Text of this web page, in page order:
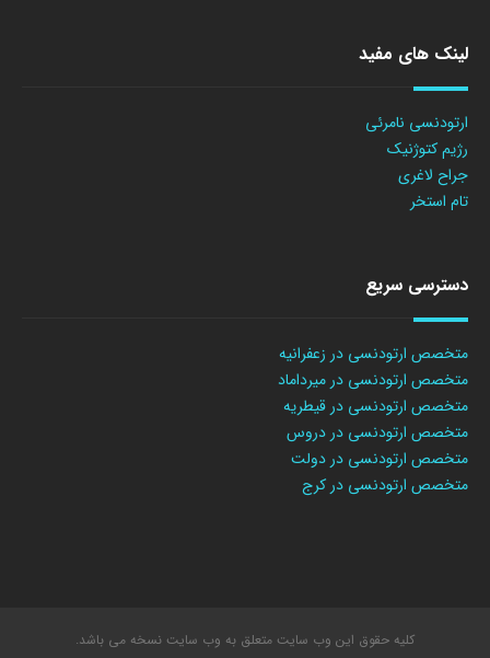
لینک های مفید
ارتودنسی نامرئی
رژیم کتوژنیک
جراح لاغری
تام استخر
دسترسی سریع
متخصص ارتودنسی در زعفرانیه
متخصص ارتودنسی در میرداماد
متخصص ارتودنسی در قیطریه
متخصص ارتودنسی در دروس
متخصص ارتودنسی در دولت
متخصص ارتودنسی در کرج
کلیه حقوق این وب سایت متعلق به وب سایت نسخه می باشد.